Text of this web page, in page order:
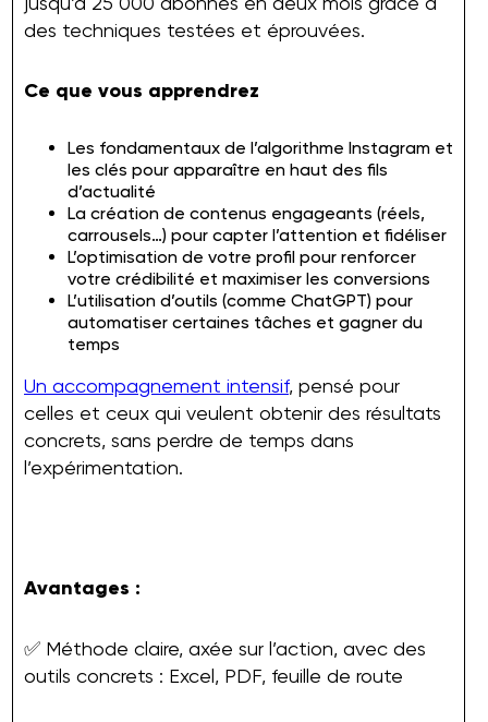
des techniques testées et éprouvées.
Ce que vous apprendrez
Les fondamentaux de l’algorithme Instagram et
les clés pour apparaître en haut des fils
d’actualité
La création de contenus engageants (réels,
carrousels…) pour capter l’attention et fidéliser
L’optimisation de votre profil pour renforcer
votre crédibilité et maximiser les conversions
L’utilisation d’outils (comme ChatGPT) pour
automatiser certaines tâches et gagner du
temps
Un accompagnement intensif, pensé pour
celles et ceux qui veulent obtenir des résultats
concrets, sans perdre de temps dans
l’expérimentation.
Avantages :
✅ Méthode claire, axée sur l’action, avec des
outils concrets : Excel, PDF, feuille de route